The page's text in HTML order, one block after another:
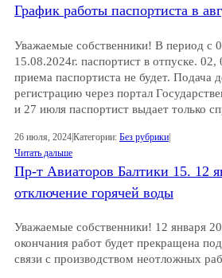
График работы паспортиста в
Уважаемые собственники! В период с
15.08.2024г. паспортист в отпуске. 02,
приема паспортиста не будет. Подача
регистрацию через портал
и 27 июля паспортист выдает только
26 июля, 2024|Категории: Без рубрики|
Читать дальше
Пр-т Авиаторов Балтики 15. 12
отключение горячей воды
Уважаемые собственники! 12 января
окончания работ будет прекращена
связи с производством неотложных